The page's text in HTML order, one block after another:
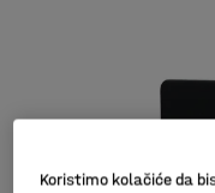
Koristimo kolačiće da